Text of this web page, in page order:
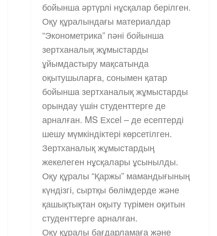
бойынша әртүрлі нұсқалар берілген.
Оқу құралындағы материалдар
“Эконометрика” пәні бойынша
зертханалық жұмыстарды
ұйымдастыру мақсатында
оқытушыларға, сонымен қатар
бойынша зертханалық жұмыстарды
орындау үшін студенттерге де
арналған. MS Ехсеl – де есептерді
шешу мүмкіндіктері көрсетілген.
Зертханалық жұмыстардың
жекелеген нұсқалары ұсынылды.
Оқу құралы “Қаржы” мамандығының
күндізгі, сыртқы бөлімдерде және
қашықтықтан оқыту түрімен оқитын
студенттерге арналған.
Оқу құралы бағдарламаға және